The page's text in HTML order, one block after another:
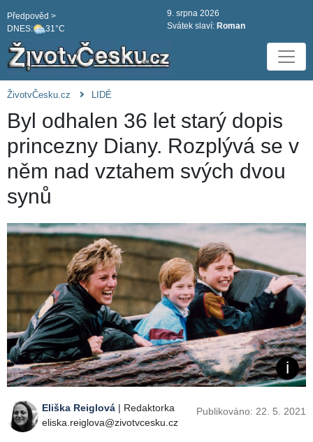
DNES: 31°C
Předpověd >
9. srpna 2026
Svátek slaví: Roman
ŽivotvČesku.cz LIDÉ
Byl odhalen 36 let starý dopis
princezny Diany. Rozplývá se v
něm nad vztahem svých dvou
synů
Eliška Reiglová | Redaktorka
eliska.reiglova@zivotvcesku.cz
Publikováno: 22. 5. 2021